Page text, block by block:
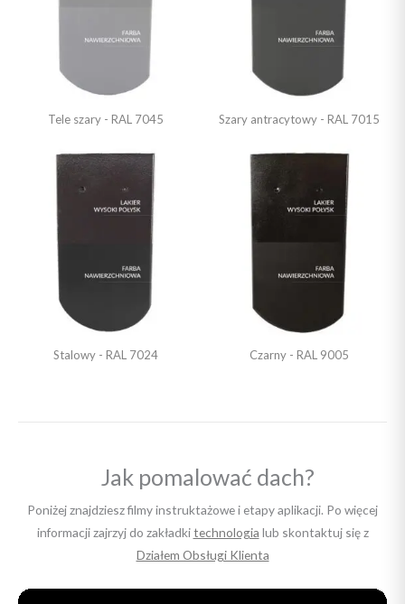
Tele szary - RAL 7045 Szary antracytowy - RAL 7015
Stalowy - RAL 7024 Czarny - RAL 9005
Jak pomalować dach?
Poniżej znajdziesz filmy instruktażowe i etapy aplikacji. Po więcej
informacji zajrzyj do zakładkitechnologia lub skontaktuj się z
Działem Obsługi Klienta